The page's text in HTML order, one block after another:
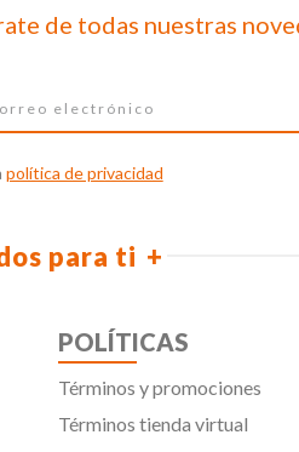
de todas nuestras
política de privacidad
para ti
POLÍTICAS
Términos y promociones
Términos tienda virtual